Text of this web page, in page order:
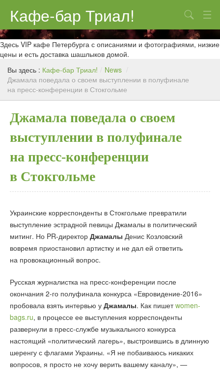
Кафе-бар Триал!
О нас
Меню
Контакты
Реклама
Поиск
Здесь VIP кафе Петербурга с описаниями и фотографиями, низкие
цены и есть доставка шашлыков домой.
Вы здесь : Кафе-бар Триал! / News /
Джамала поведала о своем выступлении в полуфинале
на пресс-конференции в Стокгольме
Джамала поведала о своем
выступлении в полуфинале
на пресс-конференции
в Стокгольме
Украинские корреспонденты в Стокгольме превратили
выступление эстрадной певицы Джамалы в политический
митинг. Но PR-директор Джамалы Денис Козловский
вовремя приостановил артистку и не дал ей ответить
на провокационный вопрос.
Русская журналистка на пресс-конференции после
окончания 2-го полуфинала конкурса «Евровидение-2016»
пробовала взять интервью у Джамалы. Как пишетwomen-
bags.ru, в процессе ее выступления корреспонденты
развернули в пресс-службе музыкального конкурса
настоящий «политический лагерь», выстроившись в длинную
шеренгу с флагами Украины. «Я не побаиваюсь никаких
вопросов, я просто не хочу верить вашему каналу», —